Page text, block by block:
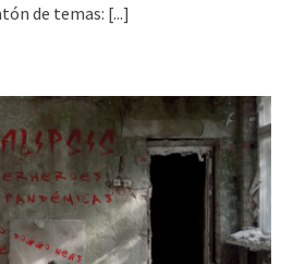
de temas: [...]